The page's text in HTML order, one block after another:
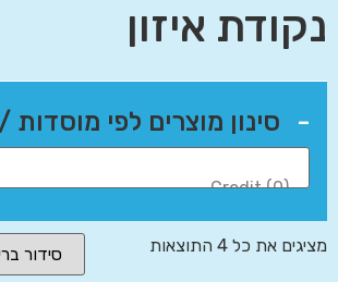
נקודת איזון
סינון מוצרים לפי מוסדות -
מציגים את כל ⁦4⁩ התוצאות